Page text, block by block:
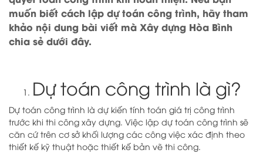
muốn biết cách lập dự toán công trình, hãy tham
khảo nội dung bài viết mà Xây dựng Hòa Bình
chia sẻ dưới đây.
Dự toán công trình là gì?
Dự toán công trình là dự kiến tính toán giá trị công trình
trước khi thi công xây dựng. Việc lập dự toán công trình sẽ
căn cứ trên cơ sở khối lượng các công việc xác định theo
thiết kế kỹ thuật hoặc thiết kế bản vẽ thi công.